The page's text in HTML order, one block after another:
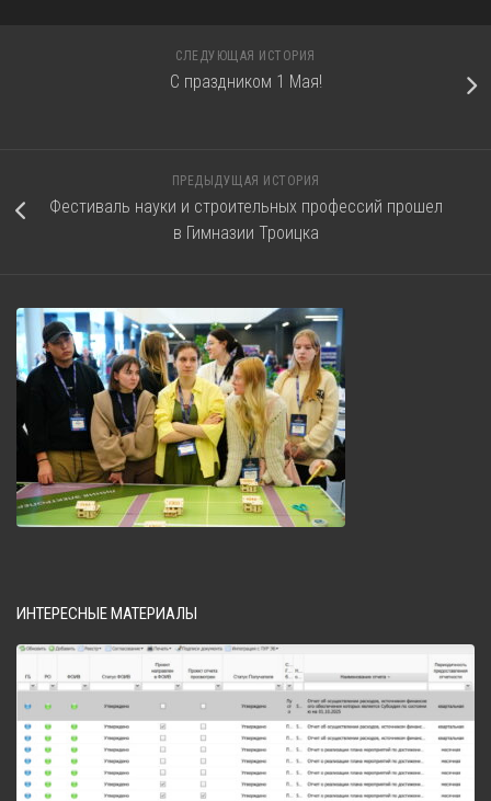
СЛЕДУЮЩАЯ ИСТОРИЯ
С праздником 1 Мая!
ПРЕДЫДУЩАЯ ИСТОРИЯ
Фестиваль науки и строительных профессий прошел
в Гимназии Троицка
ИНТЕРЕСНЫЕ МАТЕРИАЛЫ